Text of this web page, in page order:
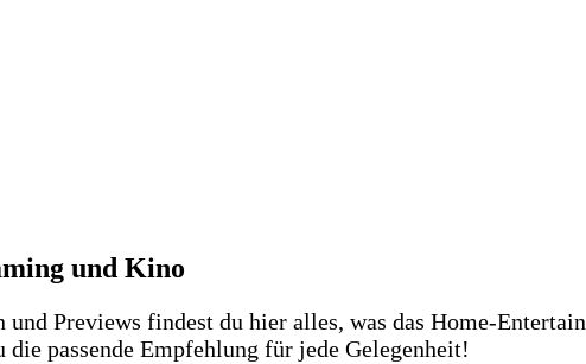
und Kino
Previews findest du hier alles, was das Home-
passende Empfehlung für jede Gelegenheit!